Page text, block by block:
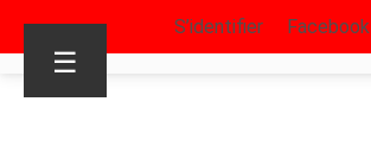
S’identifier Facebook
☰